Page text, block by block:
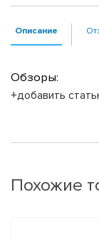
Описание
Обзоры:
+добавить
Похожие